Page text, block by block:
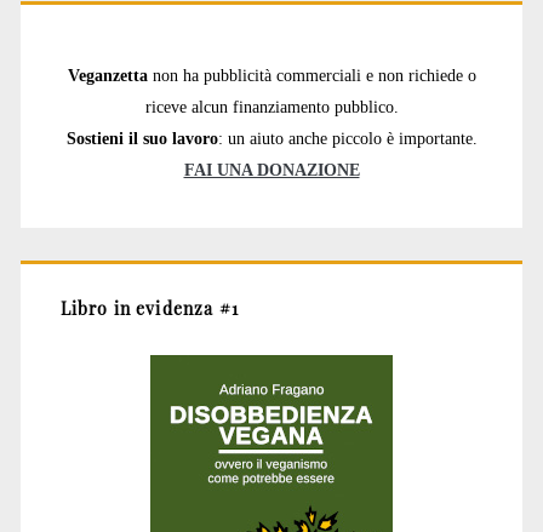
Veganzetta non ha pubblicità commerciali e non richiede o
riceve alcun finanziamento pubblico.
Sostieni il suo lavoro: un aiuto anche piccolo è importante.
FAI UNA DONAZIONE
Libro in evidenza #1